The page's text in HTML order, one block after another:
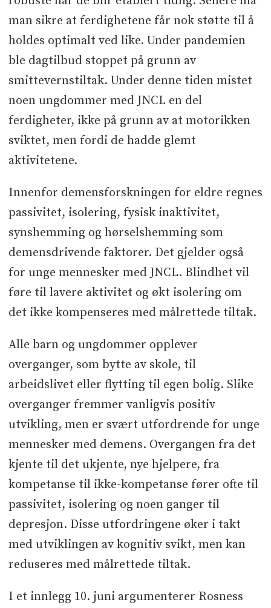
man sikre at ferdighetene får nok støtte til å
holdes optimalt ved like. Under pandemien
ble dagtilbud stoppet på grunn av
smittevernstiltak. Under denne tiden mistet
noen ungdommer med JNCL en del
ferdigheter, ikke på grunn av at motorikken
sviktet, men fordi de hadde glemt
aktivitetene.
Innenfor demensforskningen for eldre regnes
passivitet, isolering, fysisk inaktivitet,
synshemming og hørselshemming som
demensdrivende faktorer. Det gjelder også
for unge mennesker med JNCL. Blindhet vil
føre til lavere aktivitet og økt isolering om
det ikke kompenseres med målrettede tiltak.
Alle barn og ungdommer opplever
overganger, som bytte av skole, til
arbeidslivet eller flytting til egen bolig. Slike
overganger fremmer vanligvis positiv
utvikling, men er svært utfordrende for unge
mennesker med demens. Overgangen fra det
kjente til det ukjente, nye hjelpere, fra
kompetanse til ikke-kompetanse fører ofte til
passivitet, isolering og noen ganger til
depresjon. Disse utfordringene øker i takt
med utviklingen av kognitiv svikt, men kan
reduseres med målrettede tiltak.
I et innlegg 10. juni argumenterer Rosness